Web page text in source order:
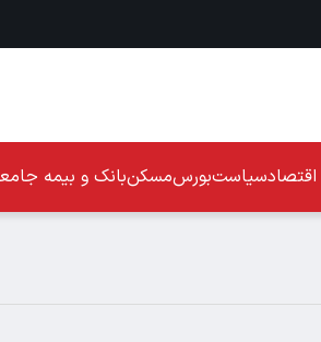
اقتصادسیاستبورسمسکنبانک و بیمه